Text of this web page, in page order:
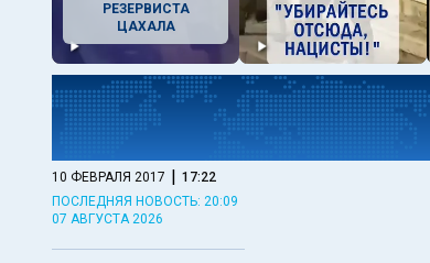
РЕЗЕРВИСТА
ЦАХАЛА
10 ФЕВРАЛЯ 2017 | 17:22
ПОСЛЕДНЯЯ НОВОСТЬ: 20:09
07 АВГУСТА 2026